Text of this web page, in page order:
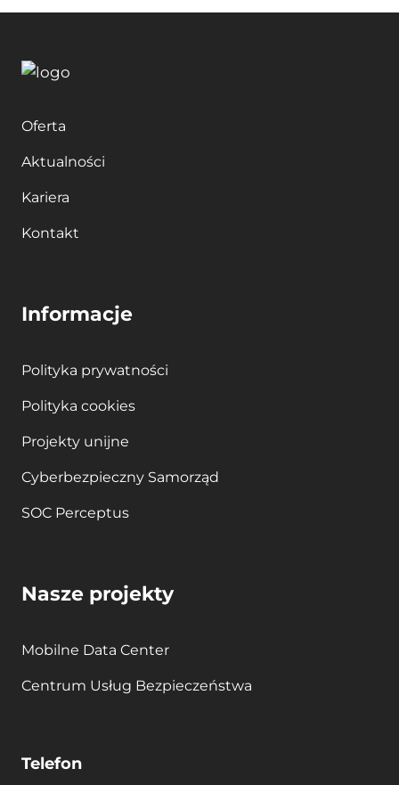
Oferta
Aktualności
Kariera
Kontakt
Informacje
Polityka prywatności
Polityka cookies
Projekty unijne
Cyberbezpieczny Samorząd
SOC Perceptus
Nasze projekty
Mobilne Data Center
Centrum Usług Bezpieczeństwa
Telefon